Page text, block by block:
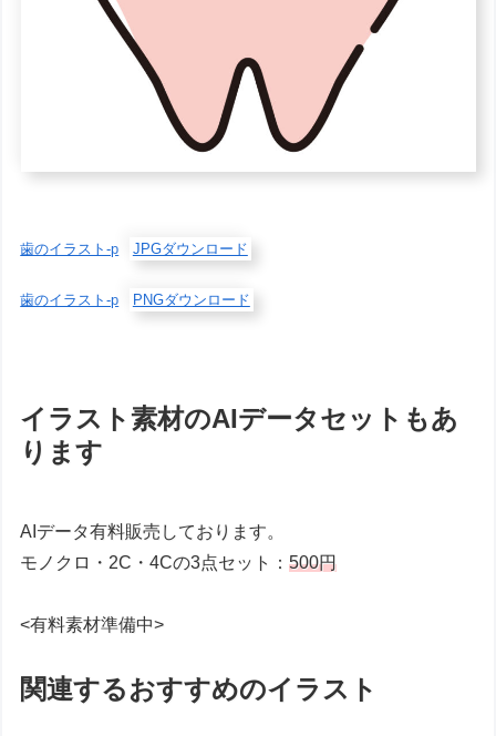
歯のイラスト-p JPGダウンロード
歯のイラスト-p PNGダウンロード
イラスト素材のAIデータセットもあ
ります
AIデータ有料販売しております。
モノクロ・2C・4Cの3点セット：500円
<有料素材準備中>
関連するおすすめのイラスト